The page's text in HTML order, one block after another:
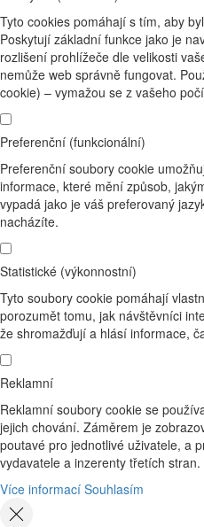
Tyto cookies pomáhají s tím, aby
Poskytují základní funkce jako je
rozlišení prohlížeče dle velikosti
nemůže web správně fungovat.
cookie) – vymažou se z vašeho
Preferenční (funkcionální)
Preferenční soubory cookie
informace, které mění způsob,
vypadá jako je váš preferovaný
nacházíte.
Statistické (výkonnostní)
Tyto soubory cookie pomáhají
porozumět tomu, jak návštěvníci
že shromažďují a hlásí informace,
Reklamní
Reklamní soubory cookie se
jejich chování. Záměrem je
poutavé pro jednotlivé uživatele, a
vydavatele a inzerenty třetích stran.
Více informací Souhlasím